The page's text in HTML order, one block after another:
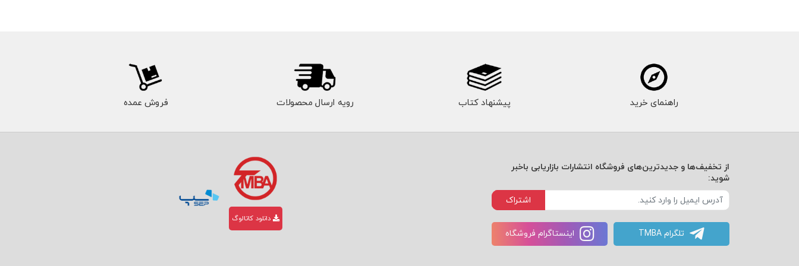
راهنمای خرید پیشنهاد کتاب رویه ارسال محصولات فروش عمده
از تخفیف‌ها و جدیدترین‌های فروشگاه انتشارات بازاریابی باخبر
شوید:
اشتراک
تلگرام TMBA اینستاگرام فروشگاه
دانلود کاتالوگ